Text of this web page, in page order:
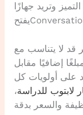
وتريد جهازًا
لا يتناسب مع
إضافيًا مقابل
على أولويات كل
لابتوب للدراسة،